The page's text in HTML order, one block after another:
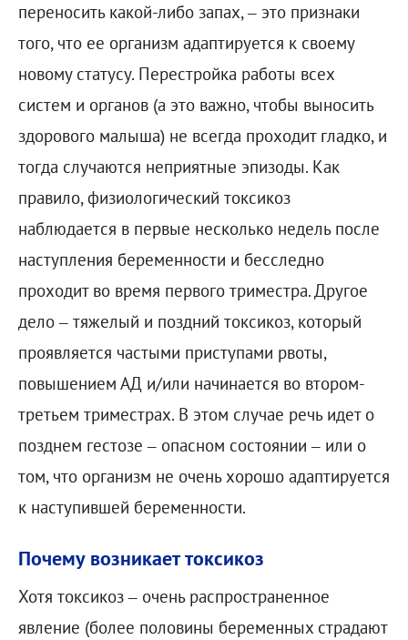
переносить какой-либо запах, – это признаки
того, что ее организм адаптируется к своему
новому статусу. Перестройка работы всех
систем и органов (а это важно, чтобы выносить
здорового малыша) не всегда проходит гладко, и
тогда случаются неприятные эпизоды. Как
правило, физиологический токсикоз
наблюдается в первые несколько недель после
наступления беременности и бесследно
проходит во время первого триместра. Другое
дело – тяжелый и поздний токсикоз, который
проявляется частыми приступами рвоты,
повышением АД и/или начинается во втором-
третьем триместрах. В этом случае речь идет о
позднем гестозе – опасном состоянии – или о
том, что организм не очень хорошо адаптируется
к наступившей беременности.
Почему возникает токсикоз
Хотя токсикоз – очень распространенное
явление (более половины беременных страдают